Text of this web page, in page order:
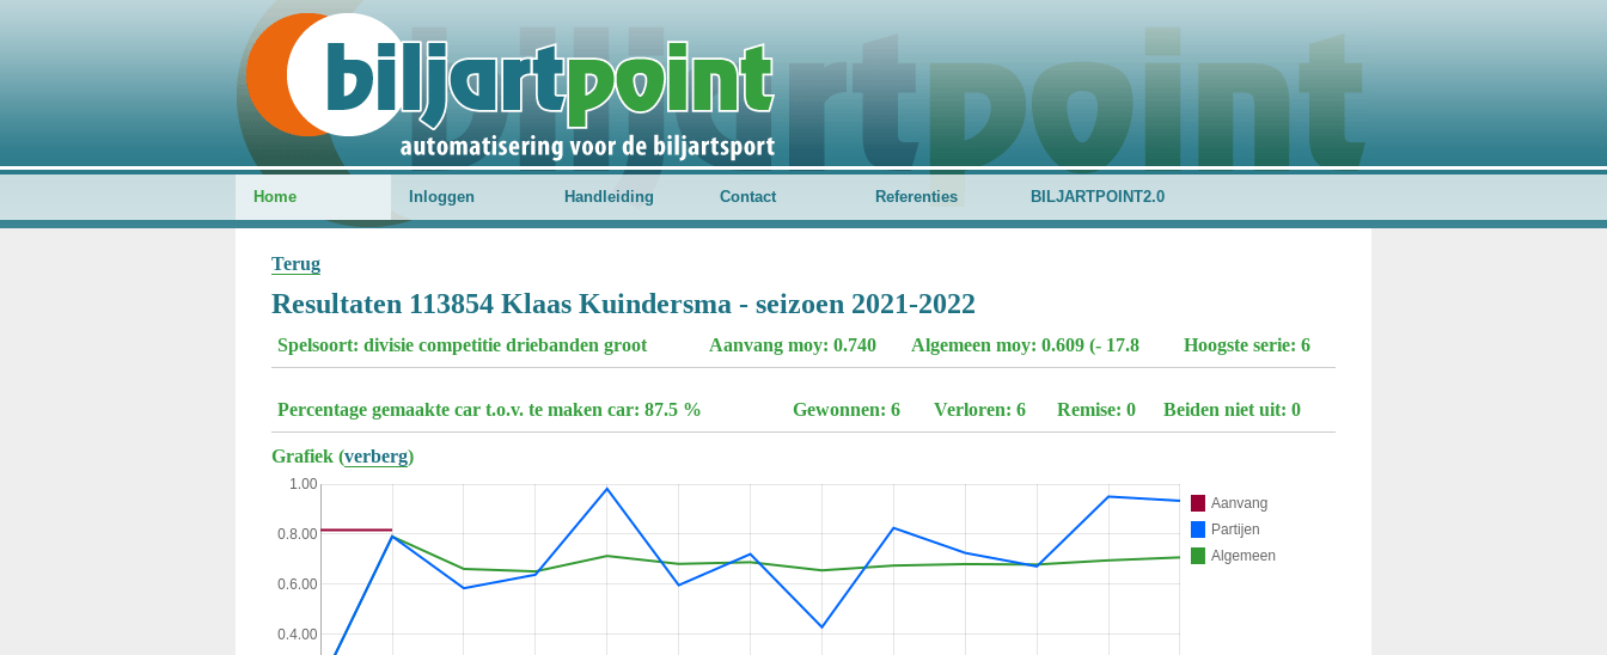
Home Inloggen Handleiding Contact Referenties BILJARTPOINT2.0
Terug
Resultaten 113854 Klaas Kuindersma - seizoen 2021-2022
Spelsoort: divisie competitie driebanden groot Aanvang moy: 0.740 Algemeen moy: 0.609 (- 17.8 Hoogste serie: 6
Percentage gemaakte car t.o.v. te maken car: 87.5 % Gewonnen: 6 Verloren: 6 Remise: 0 Beiden niet uit: 0
Grafiek (verberg)